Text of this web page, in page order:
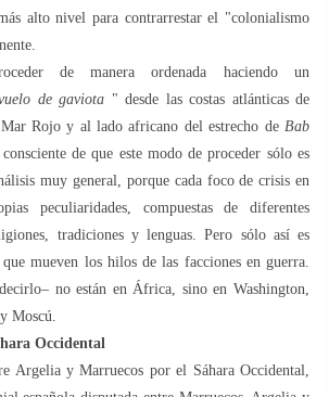
alto nivel para contrarrestar el "colonialismo
de manera ordenada haciendo un
de gaviota " desde las costas atlánticas de
Rojo y al lado africano del estrecho de Bab
consciente de que este modo de proceder sólo es
muy general, porque cada foco de crisis en
peculiaridades, compuestas de diferentes
tradiciones y lenguas. Pero sólo así es
mueven los hilos de las facciones en guerra.
no están en África, sino en Washington,
Moscú.
Occidental
Argelia y Marruecos por el Sáhara Occidental,